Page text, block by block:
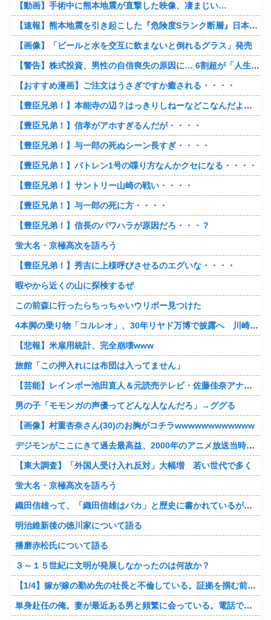
【動画】手術中に熊本地震が直撃した映像、凄まじい…
【速報】熊本地震を引き起こした『危険度Sランク断層』日本のド真ん中に10カ所もあると判明
【画像】「ビールと水を交互に飲まないと倒れるグラス」発売
【警告】株式投資、男性の自信喪失の原因に… 6割超が「人生の敗者」自認
【おすすめ漫画】ご注文はうさぎですか癒される・・・・
【豊臣兄弟！】本能寺の辺？はっきりしねーなどこなんだよ・・・・
【豊臣兄弟！】信孝がアホすぎるんだが・・・・
【豊臣兄弟！】与一郎の死ぬシーン長すぎ・・・・
【豊臣兄弟！】パトレン1号の喋り方なんかクセになる・・・・
【豊臣兄弟！】サントリー山崎の戦い・・・・
【豊臣兄弟！】与一郎の死に方・・・・
【豊臣兄弟！】信長のパワハラが原因だろ・・・？
蛍大名・京極高次を語ろう
【豊臣兄弟！】秀吉に上様呼びさせるのエグいな・・・・
暇やから近くの山に探検するぜ
この前森に行ったらちっちゃいウリボー見つけた
4本脚の乗り物「コルレオ」、30年リヤド万博で披露へ 川崎重工が35年発売目指す
【悲報】米雇用統計、完全崩壊www
旅館「この押入れには布団は入ってません」
【芸能】レインボー池田直人＆元読売テレビ・佐藤佳奈アナが結婚
男の子「モモンガの声優ってどんな人なんだろ」→ググる
【画像】村重杏奈さん(30)のお胸がコチラwwwwwwwwwwww
デジモンがここにきて過去最高益、2000年のアニメ放送当時を上回る
【東大調査】「外国人受け入れ反対」大幅増 若い世代で多く
蛍大名・京極高次を語ろう
織田信雄って、「織田信雄はバカ」と歴史に書かれているが今まで家が残っているんでバカではないよな？
明治維新後の徳川家について語る
播磨赤松氏について語る
３～１５世紀に文明が発展しなかったのは何故か？
【1/4】嫁が嫁の勤め先の社長と不倫している。証拠を掴む前に嫁から離婚を切り出されたので、ハッタリかまして証拠を握っているフリしたら、向こうから示談話を振ってきたｗ
単身赴任の俺。妻が最近ある男と頻繁に会っている。電話で問い詰めた。「好きなのはアナタ、でも会えないのがツライ、寂しいから・・・」妻は、その男と不倫関係に発展した様だ…